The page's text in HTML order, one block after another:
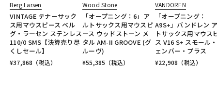
Berg Larsen
VINTAGE テナーサック
ス用マウスピース ベル
グ・ラーセン ステンレス
110/0 SMS【決算売り尽
くしセール】
¥37,868 （税込）
Wood Stone
「オープニング：6」ア
ルトサックス用マウスピ
ース ウッドストーン メ
タル AM-II GROOVE (グ
ルーヴ)
¥55,385 （税込）
VANDOREN
「オープニング：
A9S+」バンドレン
トサックス用マウス
ス V16 S+ スモール
ェンバー・プラス
¥22,908 （税込）